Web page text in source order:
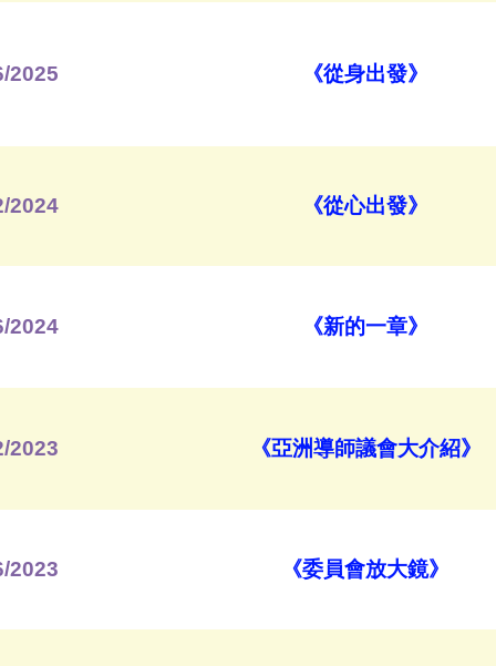
2025 《從身出發》
2024 《從心出發》
2024 《新的一章》
2023 《亞洲導師議會大介紹》
2023 《委員會放大鏡》